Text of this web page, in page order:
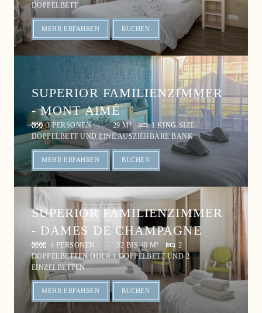
DOPPELBETT
MEHR ERFAHREN BUCHEN
SUPERIOR FAMILIENZIMMER
- MONT AIMÉ
3 PERSONEN 29 M²
1 KING-SIZE-
DOPPELBETT UND EINE AUSZIEHBARE BANK
MEHR ERFAHREN BUCHEN
SUPERIOR FAMILIENZIMMER
- DAMES DE CHAMPAGNE
4 PERSONEN 32 BIS 40 M²
2
DOPPELBETTEN ODER 1 DOPPELBETT UND 2
EINZELBETTEN
MEHR ERFAHREN BUCHEN